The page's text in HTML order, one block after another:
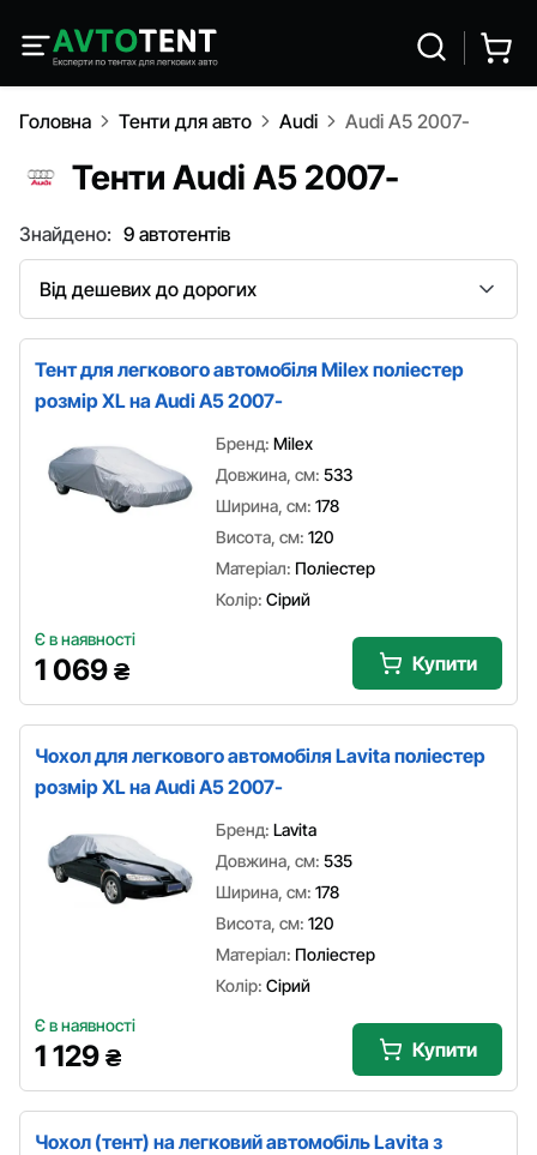
Головна Тенти для авто Audi Audi A5 2007-
Тенти Audi A5 2007-
Знайдено: 9 автотентів
Сортування
Тент для легкового автомобіля Milex поліестер
розмір XL на Audi A5 2007-
Бренд: Milex
Довжина, см: 533
Ширина, см: 178
Висота, см: 120
Матеріал: Поліестер
Колір: Сірий
Є в наявності
1 069 ₴ Купити
Чохол для легкового автомобіля Lavita поліестер
розмір XL на Audi A5 2007-
Бренд: Lavita
Довжина, см: 535
Ширина, см: 178
Висота, см: 120
Матеріал: Поліестер
Колір: Сірий
Є в наявності
1 129 ₴ Купити
Чохол (тент) на легковий автомобіль Lavita з